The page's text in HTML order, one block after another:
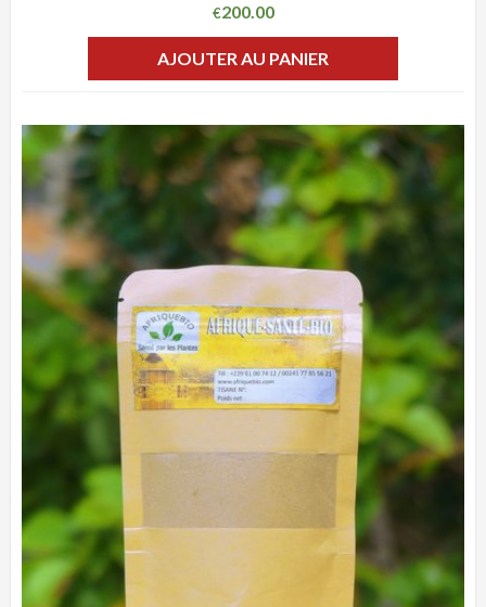
€200.00
AJOUTER AU PANIER